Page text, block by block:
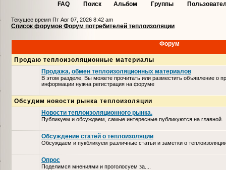
FAQ Поиск Альбом Группы
Текущее время Пт Авг 07, 2026 8:42 am
Список форумов Форум потребителей теплоизоляции
Форум
Продаю теплоизоляционные материалы
Продажа, обмен теплоизоляционных материалов
В этом разделе, Вы можете прочитать или разместить объявление о
информации нужна регистрация на форуме
Обсудим новости рынка теплоизоляции
Новости теплоизоляционного рынка.
Публикуем и обсуждаем, самые интересные публикуются на главной.
Обсуждение статей о теплоизоляции
Обсуждаем и пукбликуем различные статьи и заметки о
Опрос
Поделимся мнениями и проголосуем за....